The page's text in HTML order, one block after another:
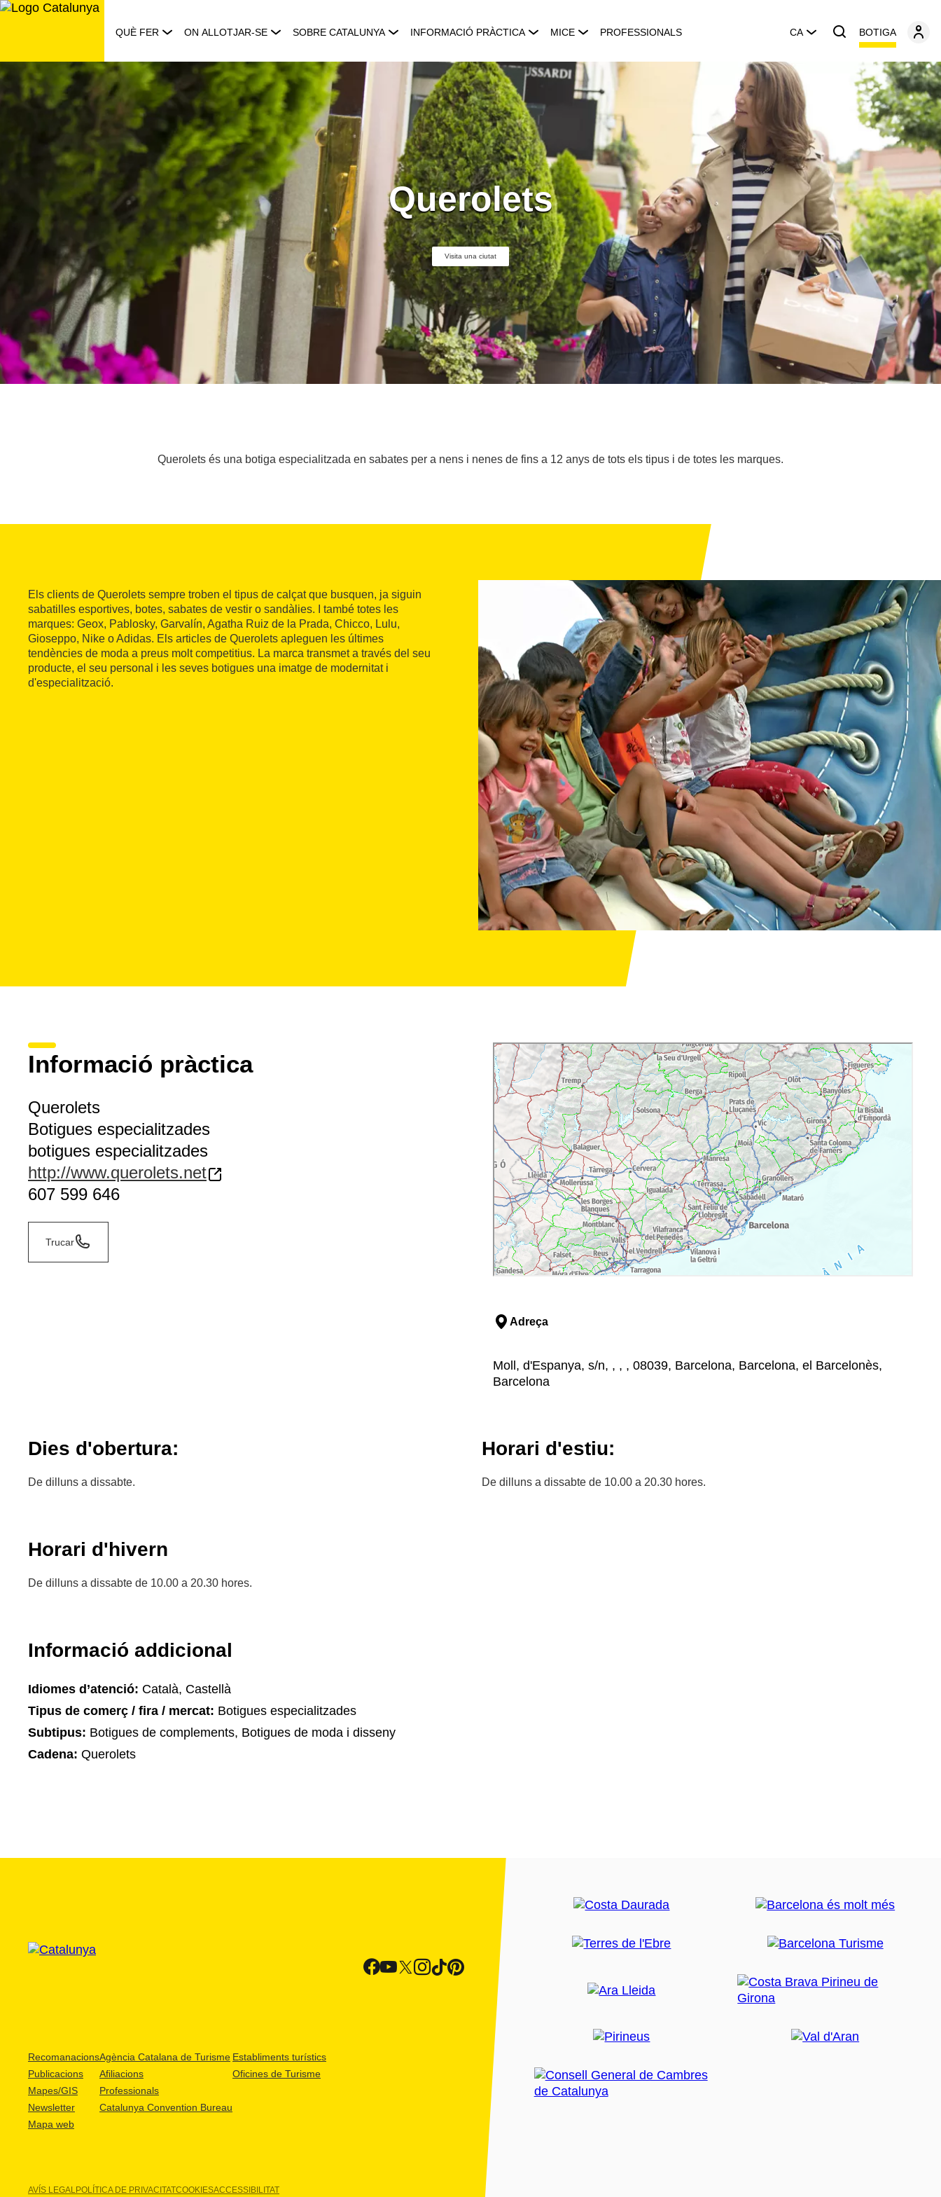
Saltar
QUÈ FER ON ALLOTJAR-SE SOBRE CATALUNYA INFORMACIÓ PRÀCTICA MICE PROFESSIONALS CA BOTIGA
Querolets
Visita una ciutat
Querolets és una botiga especialitzada en sabates per a nens i nenes de fins a 12 anys de tots els tipus i de totes les marques.
Els clients de Querolets sempre troben el tipus de calçat que busquen, ja siguin
sabatilles esportives, botes, sabates de vestir o sandàlies. I també totes les
marques: Geox, Pablosky, Garvalín, Agatha Ruiz de la Prada, Chicco, Lulu,
Gioseppo, Nike o Adidas. Els articles de Querolets apleguen les últimes
tendències de moda a preus molt competitius. La marca transmet a través del seu
producte, el seu personal i les seves botigues una imatge de modernitat i
d'especialització.
Informació pràctica
Querolets
Botigues especialitzades
botigues especialitzades
http://www.querolets.net
607 599 646
Trucar
Adreça
Moll, d'Espanya, s/n, , , , 08039, Barcelona, Barcelona, el Barcelonès,
Barcelona
Dies d'obertura:
De dilluns a dissabte.
Horari d'estiu:
De dilluns a dissabte de 10.00 a 20.30 hores.
Horari d'hivern
De dilluns a dissabte de 10.00 a 20.30 hores.
Informació addicional
Idiomes d’atenció: Català, Castellà
Tipus de comerç / fira / mercat: Botigues especialitzades
Subtipus: Botigues de complements, Botigues de moda i disseny
Cadena: Querolets
Recomanacions
Publicacions
Mapes/GIS
Newsletter
Mapa web
Agència Catalana de Turisme
Afiliacions
Professionals
Catalunya Convention Bureau
Establiments turístics
Oficines de Turisme
AVÍS LEGALPOLÍTICA DE PRIVACITATCOOKIESACCESSIBILITAT